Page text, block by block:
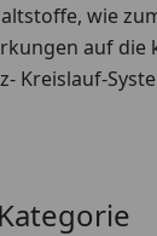
wie
auf die
Kreislauf-